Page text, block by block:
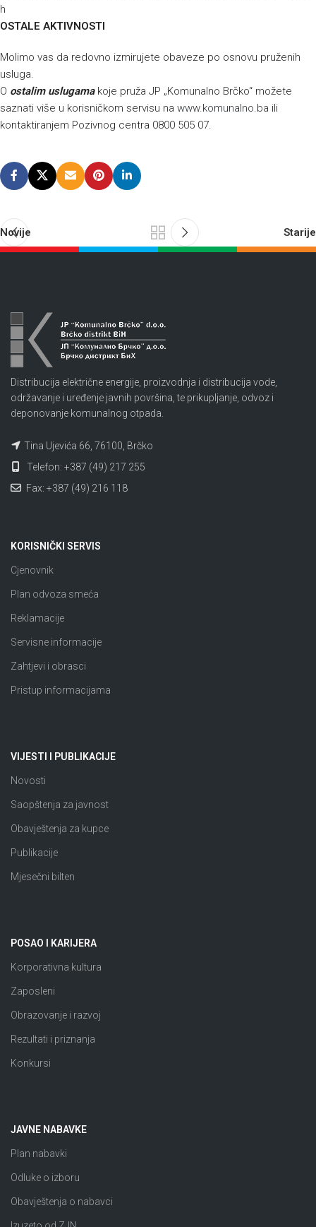
h
OSTALE AKTIVNOSTI
Molimo vas da redovno izmirujete obaveze po osnovu pruženih
usluga.
O ostalim uslugamakoje pruža JP „Komunalno Brčko“ možete
saznati više u korisničkom servisu na www.komunalno.ba ili
kontaktiranjem Pozivnog centra 0800 505 07.
Novije Starije
Distribucija električne energije, proizvodnja i distribucija vode,
održavanje i uređenje javnih površina, te prikupljanje, odvoz i
deponovanje komunalnog otpada.
Tina Ujevića 66, 76100, Brčko
Telefon: +387 (49) 217 255
Fax: +387 (49) 216 118
KORISNIČKI SERVIS
Cjenovnik
Plan odvoza smeća
Reklamacije
Servisne informacije
Zahtjevi i obrasci
Pristup informacijama
VIJESTI I PUBLIKACIJE
Novosti
Saopštenja za javnost
Obavještenja za kupce
Publikacije
Mjesečni bilten
POSAO I KARIJERA
Korporativna kultura
Zaposleni
Obrazovanje i razvoj
Rezultati i priznanja
Konkursi
JAVNE NABAVKE
Plan nabavki
Odluke o izboru
Obavještenja o nabavci